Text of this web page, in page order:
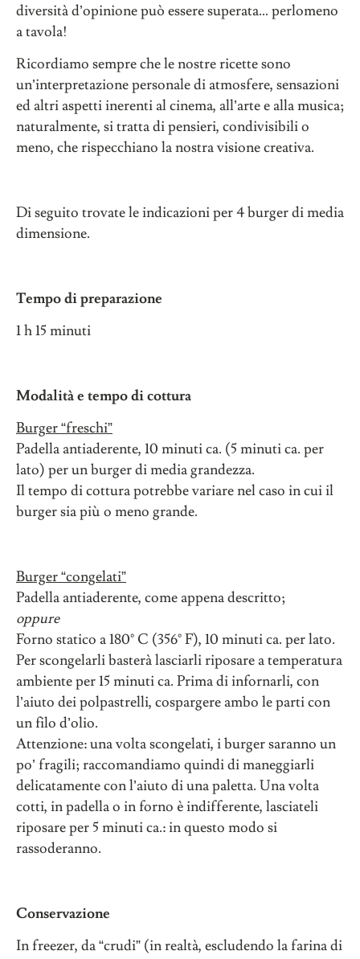
diversità d’opinione può essere superata… perlomeno
a tavola!
Ricordiamo sempre che le nostre ricette sono
un’interpretazione personale di atmosfere, sensazioni
ed altri aspetti inerenti al cinema, all’arte e alla musica;
naturalmente, si tratta di pensieri, condivisibili o
meno, che rispecchiano la nostra visione creativa.
Di seguito trovate le indicazioni per 4 burger di media
dimensione.
Tempo di preparazione
1 h 15 minuti
Modalità e tempo di cottura
Burger“freschi”
Padella antiaderente, 10 minuti ca. (5 minuti ca. per
lato) per un burger di media grandezza.
Il tempo di cottura potrebbe variare nel caso in cui il
burger sia più o meno grande.
Burger“congelati”
Padella antiaderente, come appena descritto;
oppure
Forno statico a 180° C (356° F), 10 minuti ca. per lato.
Per scongelarli basterà lasciarli riposare a temperatura
ambiente per 15 minuti ca. Prima di infornarli, con
l’aiuto dei polpastrelli, cospargere ambo le parti con
un filo d’olio.
Attenzione: una volta scongelati, i burger saranno un
po’ fragili; raccomandiamo quindi di maneggiarli
delicatamente con l’aiuto di una paletta. Una volta
cotti, in padella o in forno è indifferente, lasciateli
riposare per 5 minuti ca.: in questo modo si
rassoderanno.
Conservazione
In freezer, da “crudi” (in realtà, escludendo la farina di